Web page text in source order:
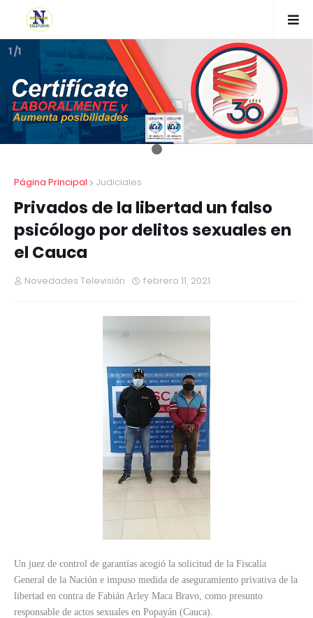
1 /1
Página Principal Judiciales
Privados de la libertad un falso
psicólogo por delitos sexuales en
el Cauca
Novedades Televisión febrero 11, 2021
Un juez de control de garantías acogió la solicitud de la Fiscalía
General de la Nación e impuso medida de aseguramiento privativa de la
libertad en contra de Fabián Arley Maca Bravo, como presunto
responsable de actos sexuales en Popayán (Cauca).